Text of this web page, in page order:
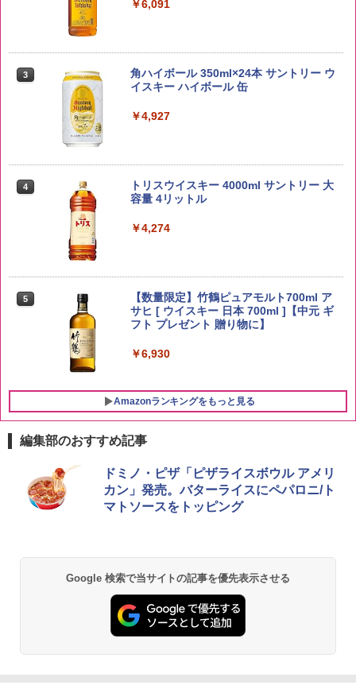
米 5kg
らめき 5kg 令和7年産
5kg 長野県産 令和7年産
￥3,980
￥6,091
3
角ハイボール 350ml×24本 サントリー ウ
イスキー ハイボール 缶
￥4,927
4
トリスウイスキー 4000ml サントリー 大
容量 4リットル
￥4,274
5
【数量限定】竹鶴ピュアモルト700ml ア
サヒ [ ウイスキー 日本 700ml ]【中元 ギ
フト プレゼント 贈り物に】
￥6,930
Amazonランキングをもっと見る
チキンラーメン どんぶり 85g×12個 日清
食品 インスタント カップ麺
￥1,939
国分 tabete だし麺 千葉県産はまぐりだ
￥2,323
[山善] スチームオーブンレンジ 25L 一人
暮らし 二人暮らし フラットテーブル ス
チーム調理 自動メニュー19種搭載 角皿
付き ブラック MRK-F250TSV(B)
シャープ 過熱水蒸気 オーブンレンジ 23
L 1段調理 ブラック RE-WF232-B シンプ
ル操作 コンパクト 一人暮らし 二人暮ら
し らくチン!（絶対湿度）センサー ノン
フライ調理 トースト スチームあたため
編集部のおすすめ記事
ドミノ・ピザ「ピザライスボウル アメリ
カン」発売。バターライスにペパロニ/ト
マトソースをトッピング
Google 検索で当サイトの記事を優先表示させる